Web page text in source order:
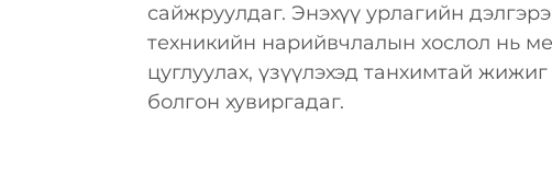
сайжруулдаг. Энэхүү урлагийн
техникийн нарийвчлалын хослол нь
цуглуулах, үзүүлэхэд танхимтай
болгон хувиргадаг.